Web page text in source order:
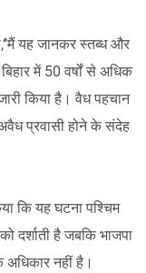
यह जानकर स्तब्ध और
में 50 वर्षों से अधिक
किया है। वैध पहचान
प्रवासी होने के संदेह
कि यह घटना पश्चिम
दर्शाती है जबकि भाजपा
अधिकार नहीं है।